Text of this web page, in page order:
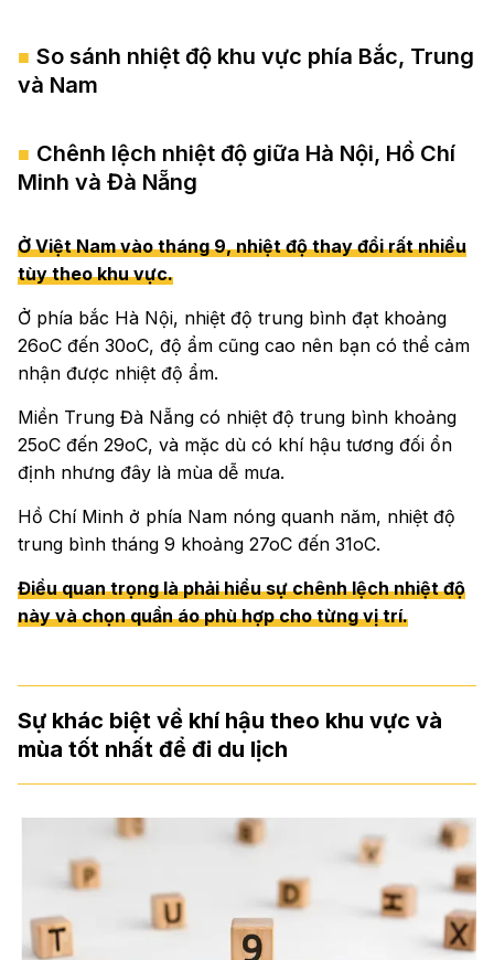
So sánh nhiệt độ khu vực phía Bắc, Trung
và Nam
Chênh lệch nhiệt độ giữa Hà Nội, Hồ Chí
Minh và Đà Nẵng
Ở Việt Nam vào tháng 9, nhiệt độ thay đổi rất nhiều
tùy theo khu vực.
Ở phía bắc Hà Nội, nhiệt độ trung bình đạt khoảng
26oC đến 30oC, độ ẩm cũng cao nên bạn có thể cảm
nhận được nhiệt độ ẩm.
Miền Trung Đà Nẵng có nhiệt độ trung bình khoảng
25oC đến 29oC, và mặc dù có khí hậu tương đối ổn
định nhưng đây là mùa dễ mưa.
Hồ Chí Minh ở phía Nam nóng quanh năm, nhiệt độ
trung bình tháng 9 khoảng 27oC đến 31oC.
Điều quan trọng là phải hiểu sự chênh lệch nhiệt độ
này và chọn quần áo phù hợp cho từng vị trí.
Sự khác biệt về khí hậu theo khu vực và
mùa tốt nhất để đi du lịch